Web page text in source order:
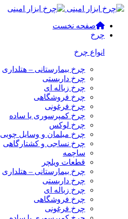
صفحه نخست
چرخ
انواع چرخ
چرخ بیمارستانی – هتلداری
چرخ داربستی
چرخ زباله ای
چرخ فروشگاهی
چرخ فرغونی
چرخ کمپرسوری یا ساده
چرخ لوکس
چرخ مبلمان و وسایل چوبی
چرخ نساجی و کشتارگاهی
ساچمه
قطعات ویلچر
چرخ بیمارستانی – هتلداری
چرخ داربستی
چرخ زباله ای
چرخ فروشگاهی
چرخ فرغونی